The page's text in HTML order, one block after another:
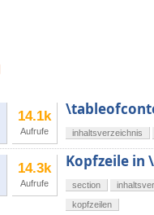
14.1k
Aufrufe inhaltsverzeichnis
14.3k
Aufrufe
Kopfzeile in
section
kopfzeilen